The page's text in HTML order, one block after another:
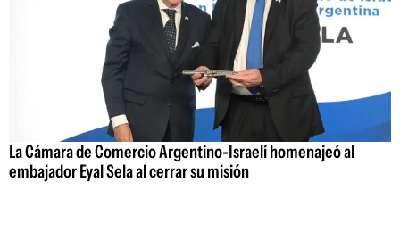
La Cámara de Comercio Argentino-Israelí homenajeó al
embajador Eyal Sela al cerrar su misión